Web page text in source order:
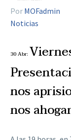
Por MOFadmin
Noticias
30 Abr:
nos
nos